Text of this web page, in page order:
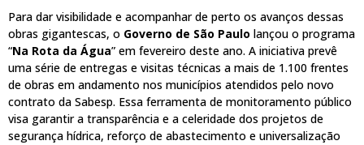
Para dar visibilidade e acompanhar de perto os avanços dessas
obras gigantescas, o Governo de São Paulo lançou o programa
“Na Rota da Água” em fevereiro deste ano. A iniciativa prevê
uma série de entregas e visitas técnicas a mais de 1.100 frentes
de obras em andamento nos municípios atendidos pelo novo
contrato da Sabesp. Essa ferramenta de monitoramento público
visa garantir a transparência e a celeridade dos projetos de
segurança hídrica, reforço de abastecimento e universalização